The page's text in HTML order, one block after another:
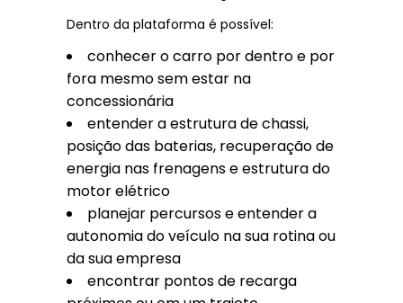
Dentro da plataforma é possível:
conhecer o carro por dentro e por
fora mesmo sem estar na
concessionária
entender a estrutura de chassi,
posição das baterias, recuperação de
energia nas frenagens e estrutura do
motor elétrico
planejar percursos e entender a
autonomia do veículo na sua rotina ou
da sua empresa
encontrar pontos de recarga